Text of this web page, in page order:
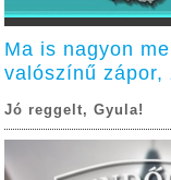
Ma is nagyon
valószínű zápor,
Jó reggelt, Gyula!